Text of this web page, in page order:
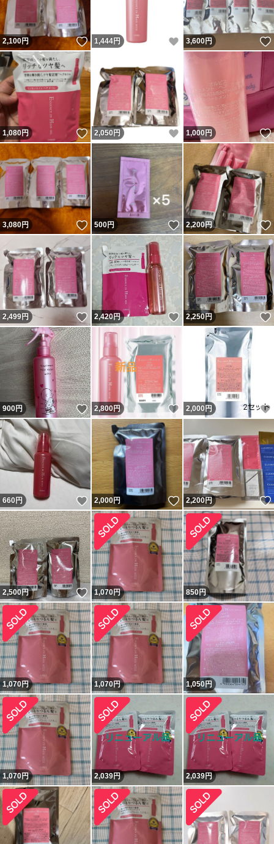
2,100円 いいね！
1,444円 いいね！
3,600円
1,080円 いいね！
2,050 円 いいね！
1,000円
3,080円 いいね！
500円 いいね！
2,200円
2,499円 いいね！
2,420円 いいね！
2,250円
900円 いいね！
2,800円 いいね！
2,000 円
660円 いいね！
2,000円 いいね！
2,200円
2,500円 いいね！
1,070円 850円
1,070円 1,070円 1,050円
1,070円 2,039円 2,039円